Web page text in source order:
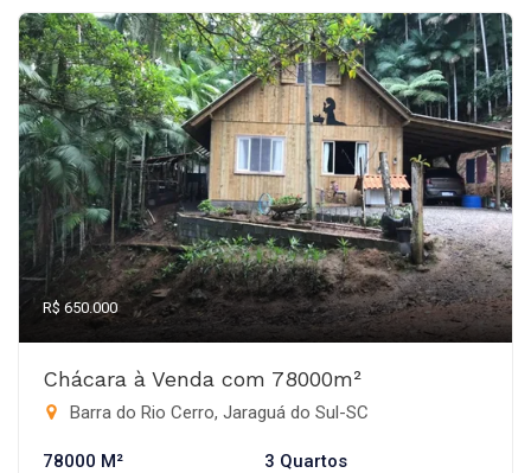
R$ 650.000
Chácara à Venda com 78000m²
Barra do Rio Cerro, Jaraguá do Sul-SC
78000 M² 3 Quartos